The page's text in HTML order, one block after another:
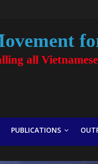
all
PUBLICATIONS